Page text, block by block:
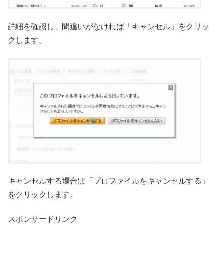
詳細を確認し、間違いがなければ「キャンセル」をクリッ
クします。
キャンセルする場合は「プロファイルをキャンセルする」
をクリックします。
スポンサードリンク